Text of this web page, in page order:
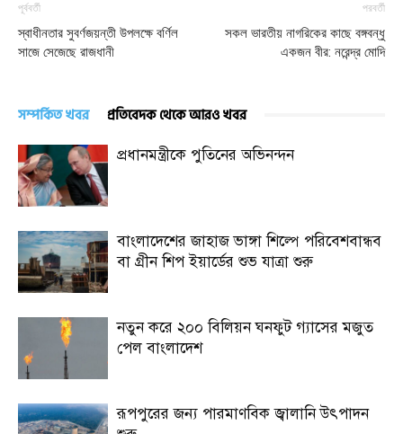
পূর্ববর্তী
স্বাধীনতার সুবর্ণজয়ন্তী উপলক্ষে বর্ণিল
সাজে সেজেছে রাজধানী
পরবর্তী
সকল ভারতীয় নাগরিকের কাছে বঙ্গবন্ধু
একজন বীর: নরেন্দ্র মোদি
সম্পর্কিত খবর প্রতিবেদক থেকে আরও খবর
প্রধানমন্ত্রীকে পুতিনের অভিনন্দন
বাংলাদেশের জাহাজ ভাঙ্গা শিল্পে পরিবেশবান্ধব
বা গ্রীন শিপ ইয়ার্ডের শুভ যাত্রা শুরু
নতুন করে ২০০ বিলিয়ন ঘনফুট গ্যাসের মজুত
পেল বাংলাদেশ
রূপপুরের জন্য পারমাণবিক জ্বালানি উৎপাদন